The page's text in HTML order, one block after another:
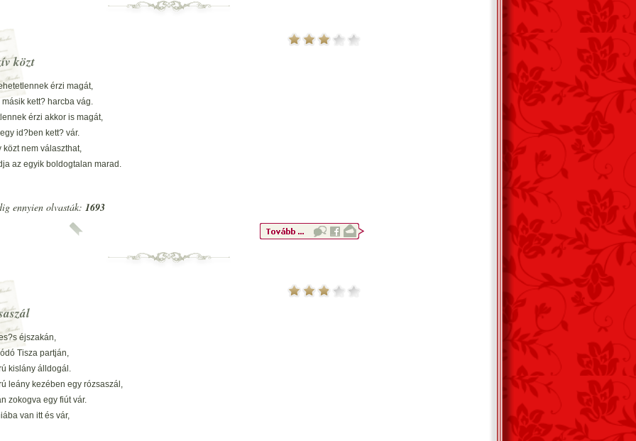
közt
érzi magát,
másik kett? harcba vág.
érzi akkor is magát,
id?ben kett? vár.
közt nem választhat,
az egyik boldogtalan marad.
iszonyúan makacs,
lehet?séget megtagad.
fájdalmában meghasadt
ennyien olvasták: 1693
éjszakán,
Tisza partján,
kislány álldogál.
leány kezében egy rózsaszál,
zokogva egy fiút vár.
van itt és vár,